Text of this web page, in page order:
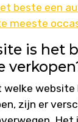
beste een
meeste
is het
website
zijn er